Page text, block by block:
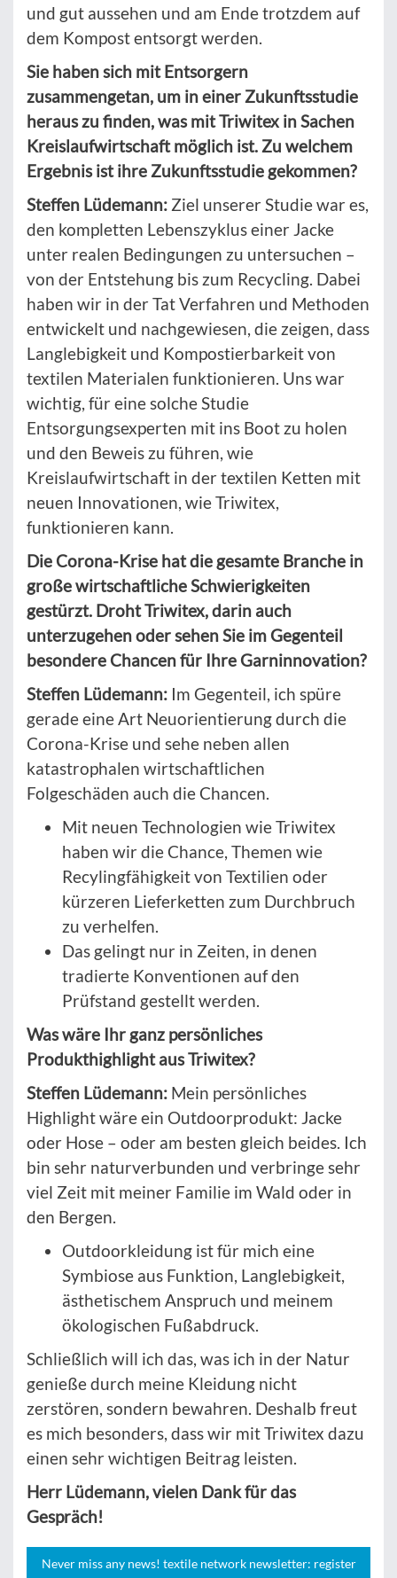
und gut aussehen und am Ende trotzdem auf
dem Kompost entsorgt werden.
Sie haben sich mit Entsorgern
zusammengetan, um in einer Zukunftsstudie
heraus zu finden, was mit Triwitex in Sachen
Kreislaufwirtschaft möglich ist. Zu welchem
Ergebnis ist ihre Zukunftsstudie gekommen?
Steffen Lüdemann: Ziel unserer Studie war es,
den kompletten Lebenszyklus einer Jacke
unter realen Bedingungen zu untersuchen –
von der Entstehung bis zum Recycling. Dabei
haben wir in der Tat Verfahren und Methoden
entwickelt und nachgewiesen, die zeigen, dass
Langlebigkeit und Kompostierbarkeit von
textilen Materialen funktionieren. Uns war
wichtig, für eine solche Studie
Entsorgungsexperten mit ins Boot zu holen
und den Beweis zu führen, wie
Kreislaufwirtschaft in der textilen Ketten mit
neuen Innovationen, wie Triwitex,
funktionieren kann.
Die Corona-Krise hat die gesamte Branche in
große wirtschaftliche Schwierigkeiten
gestürzt. Droht Triwitex, darin auch
unterzugehen oder sehen Sie im Gegenteil
besondere Chancen für Ihre Garninnovation?
Steffen Lüdemann: Im Gegenteil, ich spüre
gerade eine Art Neuorientierung durch die
Corona-Krise und sehe neben allen
katastrophalen wirtschaftlichen
Folgeschäden auch die Chancen.
Mit neuen Technologien wie Triwitex
haben wir die Chance, Themen wie
Recylingfähigkeit von Textilien oder
kürzeren Lieferketten zum Durchbruch
zu verhelfen.
Das gelingt nur in Zeiten, in denen
tradierte Konventionen auf den
Prüfstand gestellt werden.
Was wäre Ihr ganz persönliches
Produkthighlight aus Triwitex?
Steffen Lüdemann: Mein persönliches
Highlight wäre ein Outdoorprodukt: Jacke
oder Hose – oder am besten gleich beides. Ich
bin sehr naturverbunden und verbringe sehr
viel Zeit mit meiner Familie im Wald oder in
den Bergen.
Outdoorkleidung ist für mich eine
Symbiose aus Funktion, Langlebigkeit,
ästhetischem Anspruch und meinem
ökologischen Fußabdruck.
Schließlich will ich das, was ich in der Natur
genieße durch meine Kleidung nicht
zerstören, sondern bewahren. Deshalb freut
es mich besonders, dass wir mit Triwitex dazu
einen sehr wichtigen Beitrag leisten.
Herr Lüdemann, vielen Dank für das
Gespräch!
Never miss any news! textile network newsletter: register